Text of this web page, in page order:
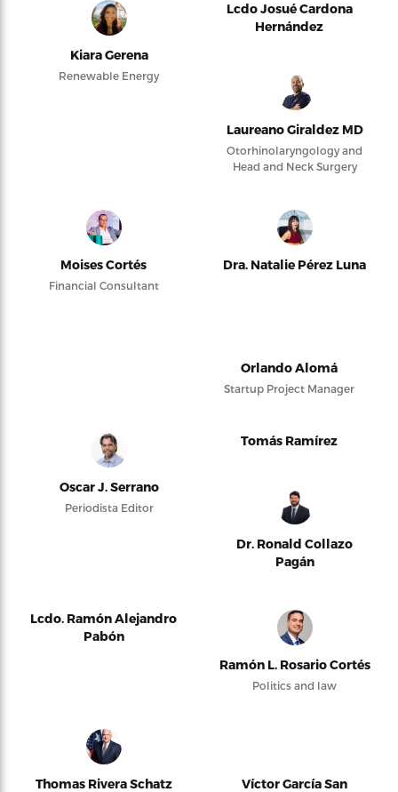
Kiara Gerena
Renewable Energy
Lcdo Josué Cardona
Hernández
Laureano Giraldez MD
Otorhinolaryngology and
Head and Neck Surgery
Moises Cortés
Financial Consultant
Dra. Natalie Pérez Luna
Orlando Alomá
Startup Project Manager
Oscar J. Serrano
Periodista Editor
Tomás Ramírez
Dr. Ronald Collazo
Pagán
Lcdo. Ramón Alejandro
Pabón
Ramón L. Rosario Cortés
Politics and law
Thomas Rivera Schatz
Víctor García San